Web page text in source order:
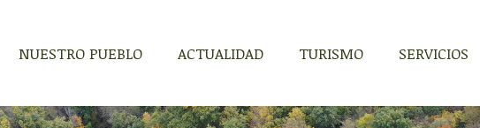
NUESTRO PUEBLO ACTUALIDAD TURISMO SERVICIOS